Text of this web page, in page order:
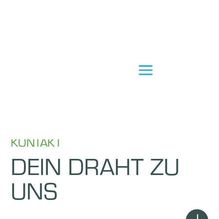
KONTAKT
DEIN DRAHT ZU
UNS